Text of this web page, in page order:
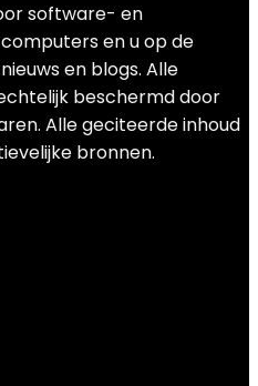
software- en
en u op de
en blogs. Alle
beschermd door
Alle geciteerde inhoud
bronnen.